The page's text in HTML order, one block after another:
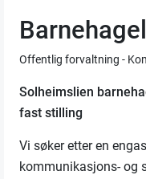
Offentlig forvaltning -
Solheimslien
fast stilling
Vi søker etter en
kommunikasjons- og